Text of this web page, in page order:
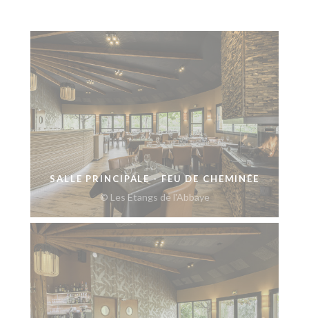
SALLE PRINCIPALE - FEU DE CHEMINÉE
© Les Etangs de l'Abbaye